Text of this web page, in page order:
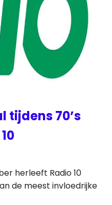
tijdens 70’s
herleeft Radio 10
de meest invloedrijke